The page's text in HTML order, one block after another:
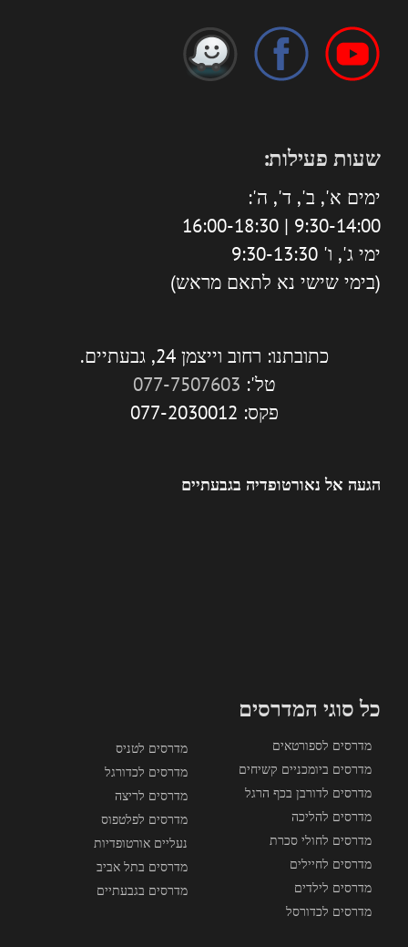
שעות פעילות:
ימים א', ב', ד', ה':
9:30-14:00 | 16:00-18:30
ימי ג', ו' 9:30-13:30
(בימי שישי נא לתאם מראש)
כתובתנו: רחוב וייצמן 24, גבעתיים.
טל': 077-7507603
פקס: 077-2030012
הגעה אל נאורטופדיה בגבעתיים
כל סוגי המדרסים
מדרסים לספורטאים
מדרסים ביומכניים קשיחים
מדרסים לדורבן בכף הרגל
מדרסים להליכה
מדרסים לחולי סכרת
מדרסים לחיילים
מדרסים לילדים
מדרסים לכדורסל
מדרסים לטניס
מדרסים לכדורגל
מדרסים לריצה
מדרסים לפלטפוס
נעליים אורטופדיות
מדרסים בתל אביב
מדרסים בגבעתיים